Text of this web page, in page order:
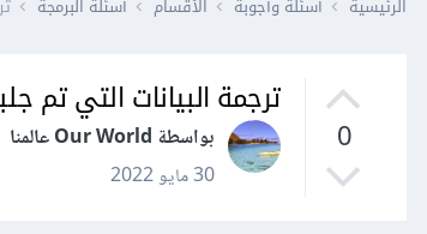
الرئيسية أسئلة وأجوبة الأقسام أسئلة البرمجة
0
ترجمة البيانات التي تم
بواسطة Our World عالمنا
30 مايو 2022